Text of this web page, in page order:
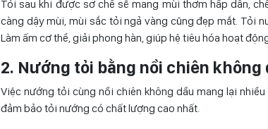
Tỏi sau khi được sơ chế sẽ mang mùi thơm hấp dẫn,
càng dậy mùi, mùi sắc tỏi ngả vàng cũng đẹp mắt. Tỏi
Làm ấm cơ thể, giải phong hàn, giúp hệ tiêu hóa hoạt
2. Nướng tỏi bằng nồi chiên không
Việc nướng tỏi cùng nồi chiên không dầu mang lại
đảm bảo tỏi nướng có chất lượng cao nhất.